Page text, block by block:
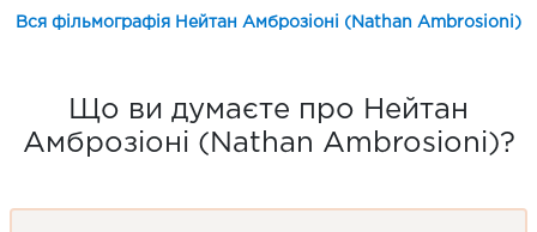
Вся фільмографія Нейтан Амброзіоні (Nathan Ambrosioni)
Що ви думаєте про Нейтан
Амброзіоні (Nathan Ambrosioni)?